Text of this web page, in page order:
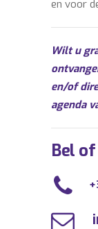
en voor
Wilt u
en/of
agenda
Bel